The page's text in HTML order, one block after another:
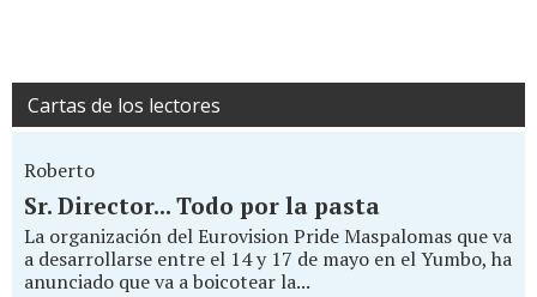
Cartas de los lectores
Roberto
Sr. Director... Todo por la pasta
La organización del Eurovision Pride Maspalomas que va
a desarrollarse entre el 14 y 17 de mayo en el Yumbo, ha
anunciado que va a boicotear la...